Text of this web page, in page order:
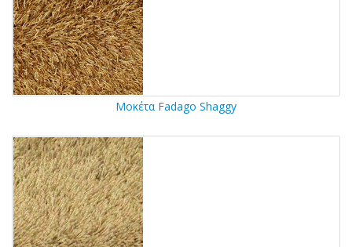
Μοκέτα Fadago Shaggy